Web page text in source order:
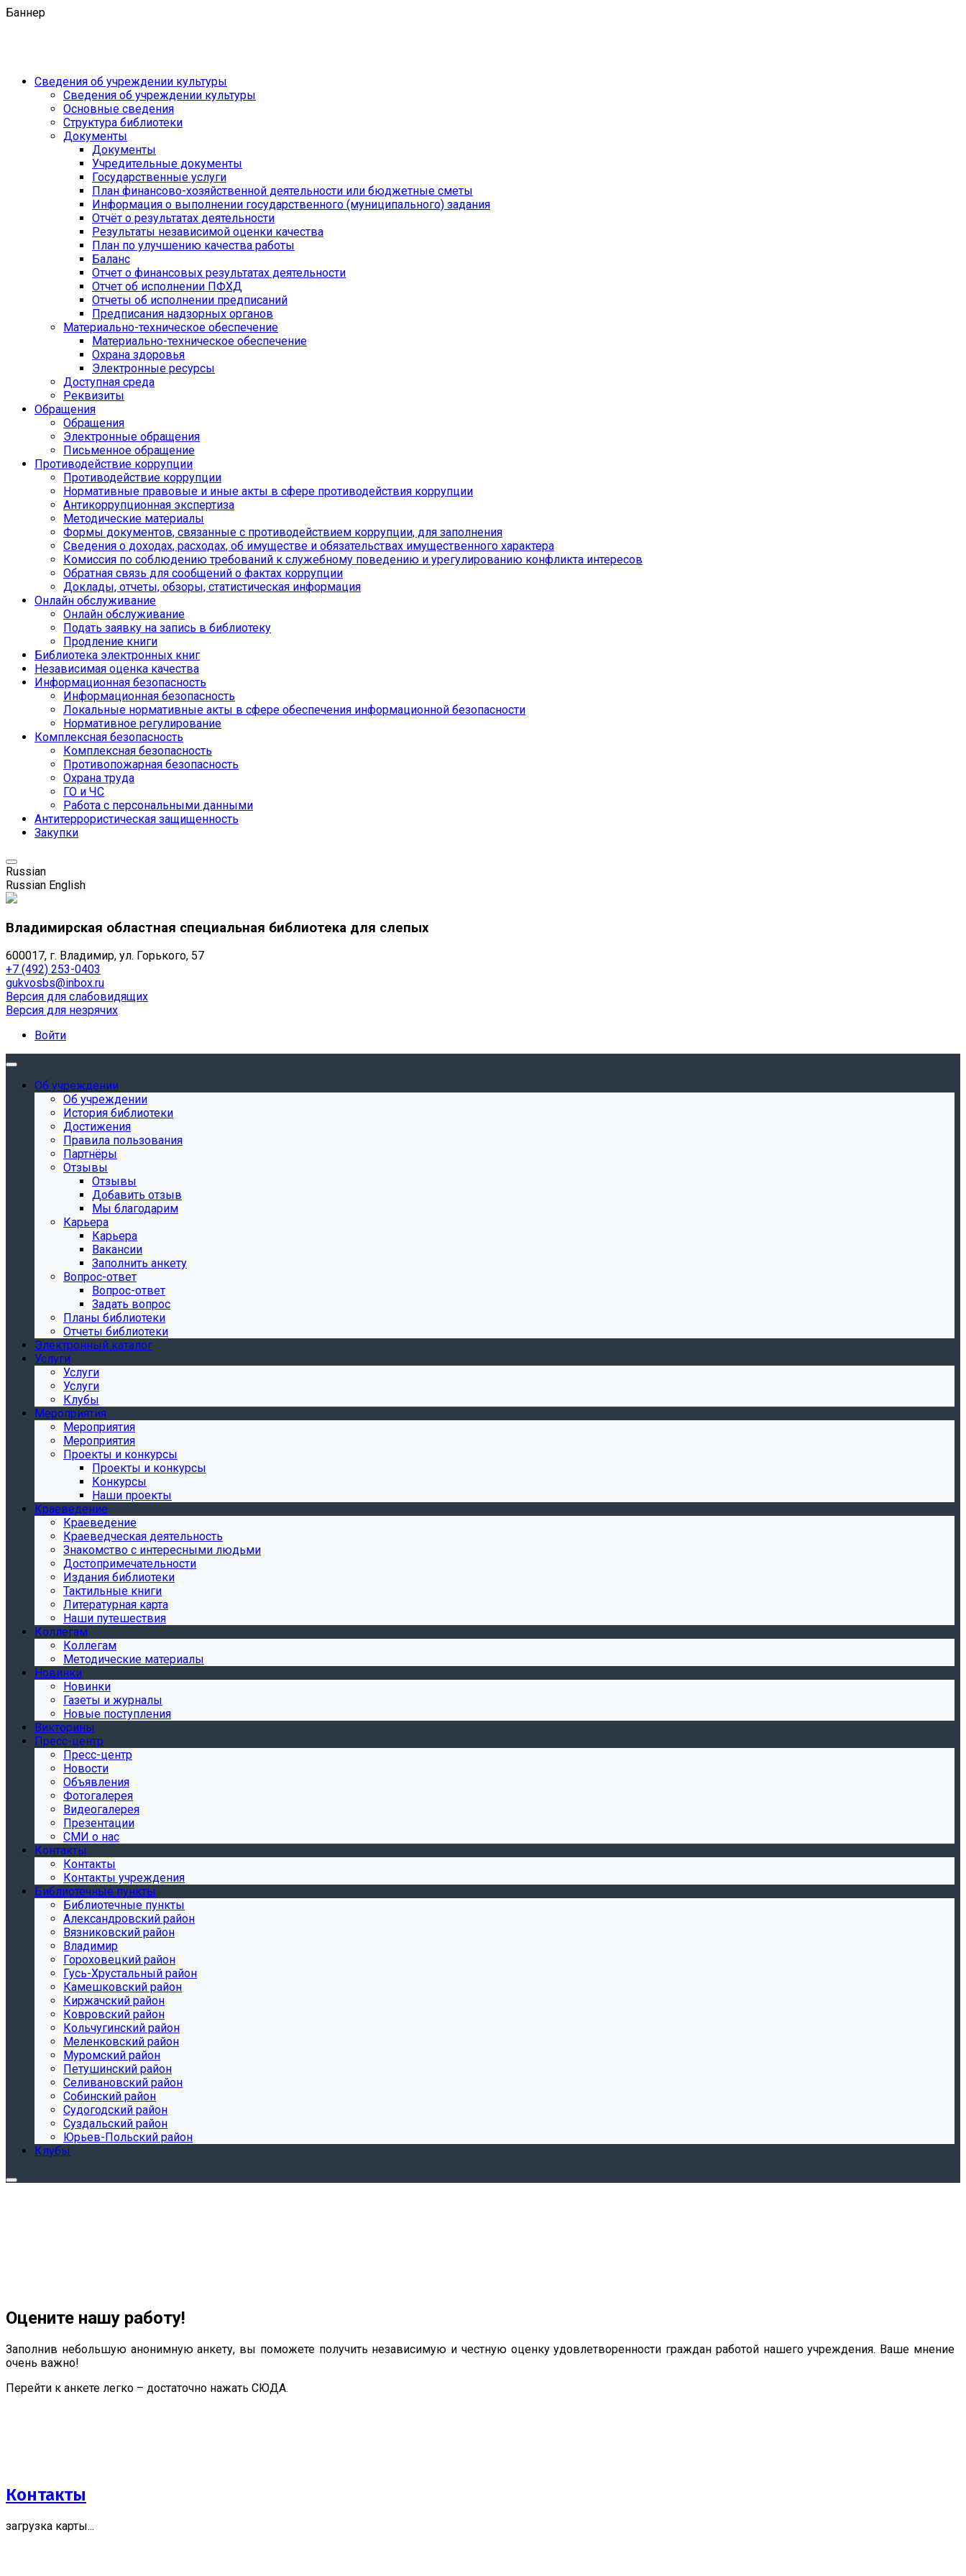
Баннер
Сведения об учреждении культуры
Сведения об учреждении культуры
Основные сведения
Структура библиотеки
Документы
Документы
Учредительные документы
Государственные услуги
План финансово-хозяйственной деятельности или бюджетные сметы
Информация о выполнении государственного (муниципального) задания
Отчёт о результатах деятельности
Результаты независимой оценки качества
План по улучшению качества работы
Баланс
Отчет о финансовых результатах деятельности
Отчет об исполнении ПФХД
Отчеты об исполнении предписаний
Предписания надзорных органов
Материально-техническое обеспечение
Материально-техническое обеспечение
Охрана здоровья
Электронные ресурсы
Доступная среда
Реквизиты
Обращения
Обращения
Электронные обращения
Письменное обращение
Противодействие коррупции
Противодействие коррупции
Нормативные правовые и иные акты в сфере противодействия коррупции
Антикоррупционная экспертиза
Методические материалы
Формы документов, связанные с противодействием коррупции, для заполнения
Сведения о доходах, расходах, об имуществе и обязательствах имущественного характера
Комиссия по соблюдению требований к служебному поведению и урегулированию конфликта интересов
Обратная связь для сообщений о фактах коррупции
Доклады, отчеты, обзоры, статистическая информация
Онлайн обслуживание
Онлайн обслуживание
Подать заявку на запись в библиотеку
Продление книги
Библиотека электронных книг
Независимая оценка качества
Информационная безопасность
Информационная безопасность
Локальные нормативные акты в сфере обеспечения информационной безопасности
Нормативное регулирование
Комплексная безопасность
Комплексная безопасность
Противопожарная безопасность
Охрана труда
ГО и ЧС
Работа с персональными данными
Антитеррористическая защищенность
Закупки
Russian
Russian English
Владимирская областная специальная библиотека для слепых
600017, г. Владимир, ул. Горького, 57
+7 (492) 253-0403
gukvosbs@inbox.ru
Версия для слабовидящих
Версия для незрячих
Войти
Об учреждении
Об учреждении
История библиотеки
Достижения
Правила пользования
Партнёры
Отзывы
Отзывы
Добавить отзыв
Мы благодарим
Карьера
Карьера
Вакансии
Заполнить анкету
Вопрос-ответ
Вопрос-ответ
Задать вопрос
Планы библиотеки
Отчеты библиотеки
Электронный каталог
Услуги
Услуги
Услуги
Клубы
Мероприятия
Мероприятия
Мероприятия
Проекты и конкурсы
Проекты и конкурсы
Конкурсы
Наши проекты
Краеведение
Краеведение
Краеведческая деятельность
Знакомство с интересными людьми
Достопримечательности
Издания библиотеки
Тактильные книги
Литературная карта
Наши путешествия
Коллегам
Коллегам
Методические материалы
Новинки
Новинки
Газеты и журналы
Новые поступления
Викторины
Пресс-центр
Пресс-центр
Новости
Объявления
Фотогалерея
Видеогалерея
Презентации
СМИ о нас
Контакты
Контакты
Контакты учреждения
Библиотечные пункты
Библиотечные пункты
Александровский район
Вязниковский район
Владимир
Гороховецкий район
Гусь-Хрустальный район
Камешковский район
Киржачский район
Ковровский район
Кольчугинский район
Меленковский район
Муромский район
Петушинский район
Селивановский район
Собинский район
Судогодский район
Суздальский район
Юрьев-Польский район
Клубы
Оцените нашу работу!
Заполнив небольшую анонимную анкету, вы поможете получить независимую и честную оценку удовлетворенности граждан работой нашего учреждения. Ваше мнение
очень важно!
Перейти к анкете легко – достаточно нажать СЮДА.
Контакты
загрузка карты...